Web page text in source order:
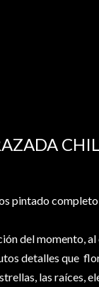
pintado completo
del momento,
detalles que
las raíces,